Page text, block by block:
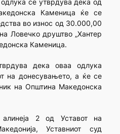
се утврдува дека од
Каменица ќе се
во износ од 30.000,00
Ловечко друштво „Хантер
Каменица.
дека оваа одлука
на донесувањето, а ќе се
на Општина Македонска
2 од Уставот на
Уставниот суд